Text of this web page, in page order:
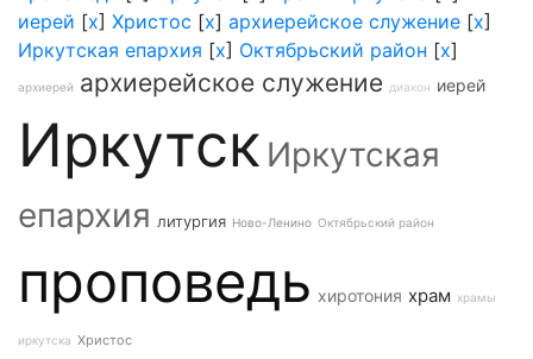
иерей [x] Христос [x] архиерейское служение [x]
Иркутская епархия [x] Октябрьский район [x]
архиерей архиерейское служение диакон иерей
Иркутск Иркутская
епархия литургия Ново-Ленино Октябрьский район
проповедь хиротония храм храмы
иркутска Христос